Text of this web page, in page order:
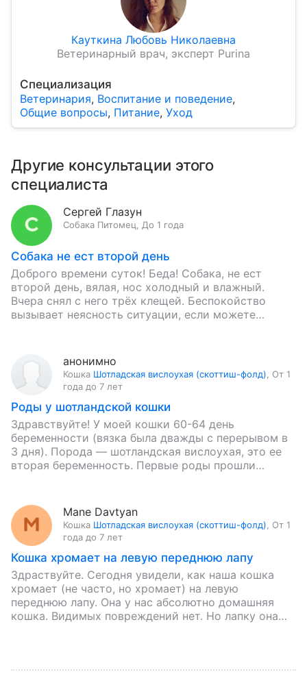
Кауткина Любовь Николаевна
Ветеринарный врач, эксперт Purina
Специализация
Ветеринария, Воспитание и поведение,
Общие вопросы, Питание, Уход
Другие консультации этого
специалиста
Сергей Глазун
Собака Питомец До 1 года
Собака не ест второй день
Доброго времени суток! Беда! Собака, не ест
второй день, вялая, нос холодный и влажный.
Вчера снял с него трёх клещей. Беспокойство
вызывает неясность ситуации, если можете
анонимно
Кошка Шотладская вислоухая (скоттиш-фолд)
От 1
года до 7 лет
Роды у шотландской кошки
Здравствуйте! У моей кошки 60-64 день
беременности (вязка была дважды с перерывом в
3 дня). Порода — шотландская вислоухая, это ее
вторая беременность. Первые роды прошли
Mane Davtyan
Кошка Шотладская вислоухая (скоттиш-фолд)
От 1
года до 7 лет
Кошка хромает на левую переднюю лапу
Здраствуйте. Сегодня увидели, как наша кошка
хромает (не часто, но хромает) на левую
переднюю лапу. Она у нас абсолютно домашняя
кошка. Видимых повреждений нет. Но лапку она